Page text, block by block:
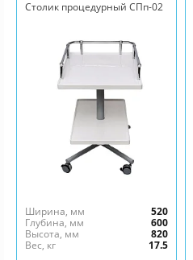
Столик процедурный СПп-02
Ширина, мм
520
Глубина, мм
600
Высота, мм
820
Вес, кг
17.5